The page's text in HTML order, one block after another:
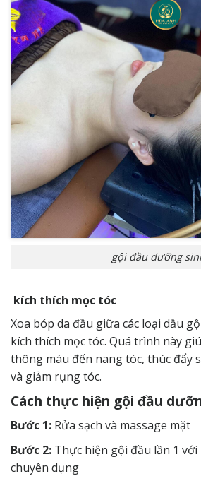
gội đầu dưỡng
kích thích mọc tóc
Xoa bóp da đầu giữa các loại dầu
kích thích mọc tóc. Quá trình này
thông máu đến nang tóc, thúc đẩy
và giảm rụng tóc.
Cách thực hiện gội đầu
Bước 1: Rửa sạch và massage mặt
Bước 2: Thực hiện gội đầu lần 1
chuyên dụng